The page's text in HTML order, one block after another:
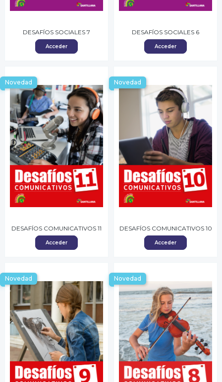
DESAFÍOS SOCIALES 7
Acceder
DESAFÍOS SOCIALES 6
Acceder
Novedad
DESAFÍOS COMUNICATIVOS 11
Acceder
Novedad
DESAFÍOS COMUNICATIVOS 10
Acceder
Novedad Novedad